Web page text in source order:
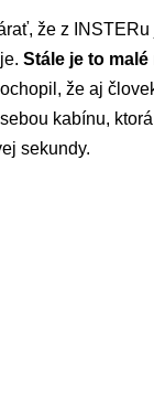
že z
Stále je to
že aj
kabínu,
sekundy.